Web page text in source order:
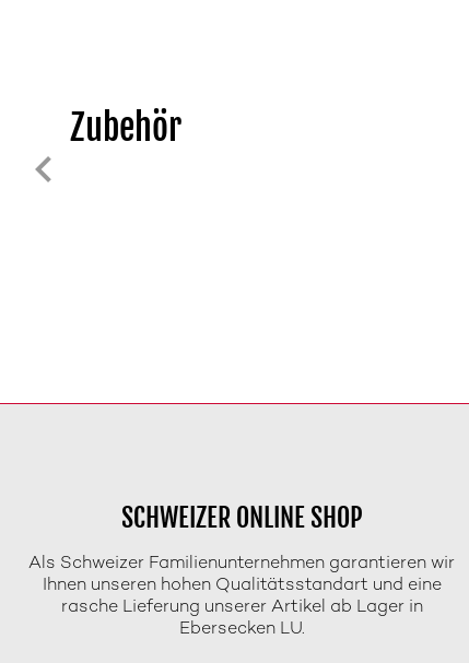
Zubehör
SCHWEIZER ONLINE SHOP
Als Schweizer Familienunternehmen garantieren wir
Ihnen unseren hohen Qualitätsstandart und eine
rasche Lieferung unserer Artikel ab Lager in
Ebersecken LU.